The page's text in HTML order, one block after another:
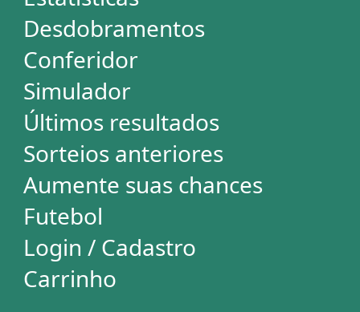
Mega-Sena
Lotofácil
Quina
+Milionária
Dia de Sorte
Super Sete
Timemania
Dupla-Sena
Lotomania
Loteria Federal